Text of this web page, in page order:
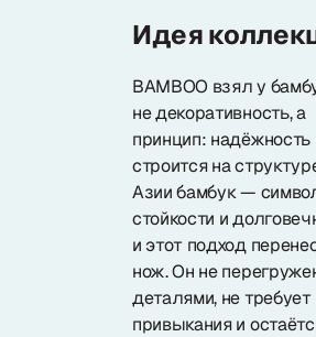
Идея
BAMBOO взял у
не декоративность, а
принцип: надёжность
строится на
Азии бамбук —
стойкости и
и этот подход
нож. Он не
деталями, не требует
привыкания и